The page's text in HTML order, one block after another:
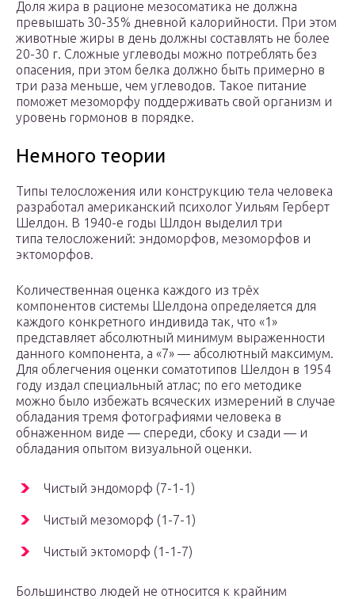
Доля жира в рационе мезосоматика не должна
превышать 30-35% дневной калорийности. При этом
животные жиры в день должны составлять не более
20-30 г. Сложные углеводы можно потреблять без
опасения, при этом белка должно быть примерно в
три раза меньше, чем углеводов. Такое питание
поможет мезоморфу поддерживать свой организм и
уровень гормонов в порядке.
Немного теории
Типы телосложения или конструкцию тела человека
разработал американский психолог Уильям Герберт
Шелдон. В 1940-е годы Шлдон выделил три
типа телосложений: эндоморфов, мезоморфов и
эктоморфов.
Количественная оценка каждого из трёх
компонентов системы Шелдона определяется для
каждого конкретного индивида так, что «1»
представляет абсолютный минимум выраженности
данного компонента, а «7» — абсолютный максимум.
Для облегчения оценки соматотипов Шелдон в 1954
году издал специальный атлас; по его методике
можно было избежать всяческих измерений в случае
обладания тремя фотографиями человека в
обнаженном виде — спереди, сбоку и сзади — и
обладания опытом визуальной оценки.
Чистый эндоморф (7-1-1)
Чистый мезоморф (1-7-1)
Чистый эктоморф (1-1-7)
Большинство людей не относится к крайним